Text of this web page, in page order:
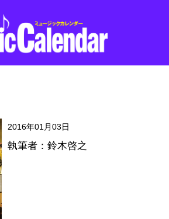
2016年01月03日
執筆者：鈴木啓之